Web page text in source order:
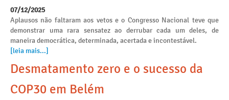
07/12/2025
Aplausos não faltaram aos vetos e o Congresso Nacional teve que
demonstrar uma rara sensatez ao derrubar cada um deles, de
maneira democrática, determinada, acertada e incontestável.
[leia mais...]
Desmatamento zero e o sucesso da
COP30 em Belém